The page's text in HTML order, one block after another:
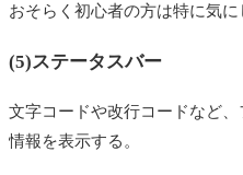
おそらく初心者の方は特に気に
(5)ステータスバー
文字コードや改行コードなど
情報を表示する。